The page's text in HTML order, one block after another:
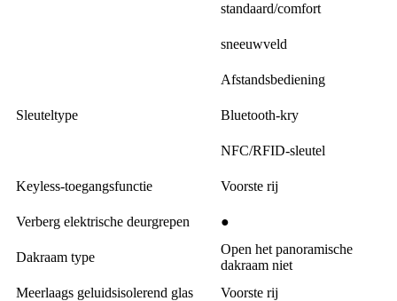
standaard/comfort
sneeuwveld
Sleuteltype
Afstandsbediening
Bluetooth-kry
NFC/RFID-sleutel
Keyless-toegangsfunctie Voorste rij
Verberg elektrische deurgrepen ●
Dakraam type
Open het panoramische
dakraam niet
Meerlaags geluidsisolerend glas
Voorste rij